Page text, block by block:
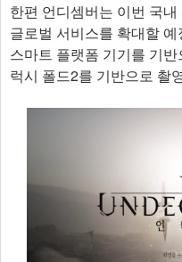
한편 언디셈버는 이번 국
글로벌 서비스를 확대할
스마트 플랫폼 기기를 기
럭시 폴드2를 기반으로 촬